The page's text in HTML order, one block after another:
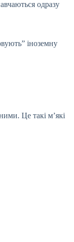
одразу
іноземну
Це такі м’які